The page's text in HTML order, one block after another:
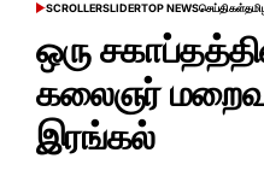
POSTED
SCROLLERSLIDERTOP NEWSசெய்திகள்
ஒரு
கலைஞர்
இரங்கல்